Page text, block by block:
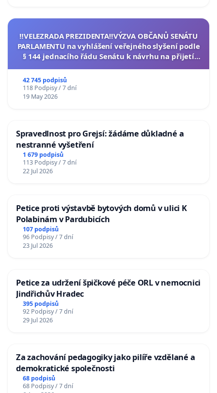
‼️VELEZRADA PREZIDENTA‼️VÝZVA OBČANŮ SENÁTU
PARLAMENTU na vyhlášení veřejného slyšení podle
§ 144 jednacího řádu Senátu k návrhu na přijetí
42 745 podpisů
118 Podpisy / 7 dní
19 May 2026
Spravedlnost pro Grejsí: žádáme důkladné a
nestranné vyšetření
1 679 podpisů
113 Podpisy / 7 dní
22 Jul 2026
Petice proti výstavbě bytových domů v ulici K
Polabinám v Pardubicích
107 podpisů
96 Podpisy / 7 dní
23 Jul 2026
Petice za udržení špičkové péče ORL v nemocnici
Jindřichův Hradec
395 podpisů
92 Podpisy / 7 dní
29 Jul 2026
Za zachování pedagogiky jako pilíře vzdělané a
demokratické společnosti
68 podpisů
68 Podpisy / 7 dní